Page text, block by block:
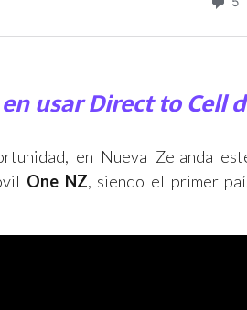
usar Direct to Cell
en Nueva Zelanda
One NZ, siendo el primer